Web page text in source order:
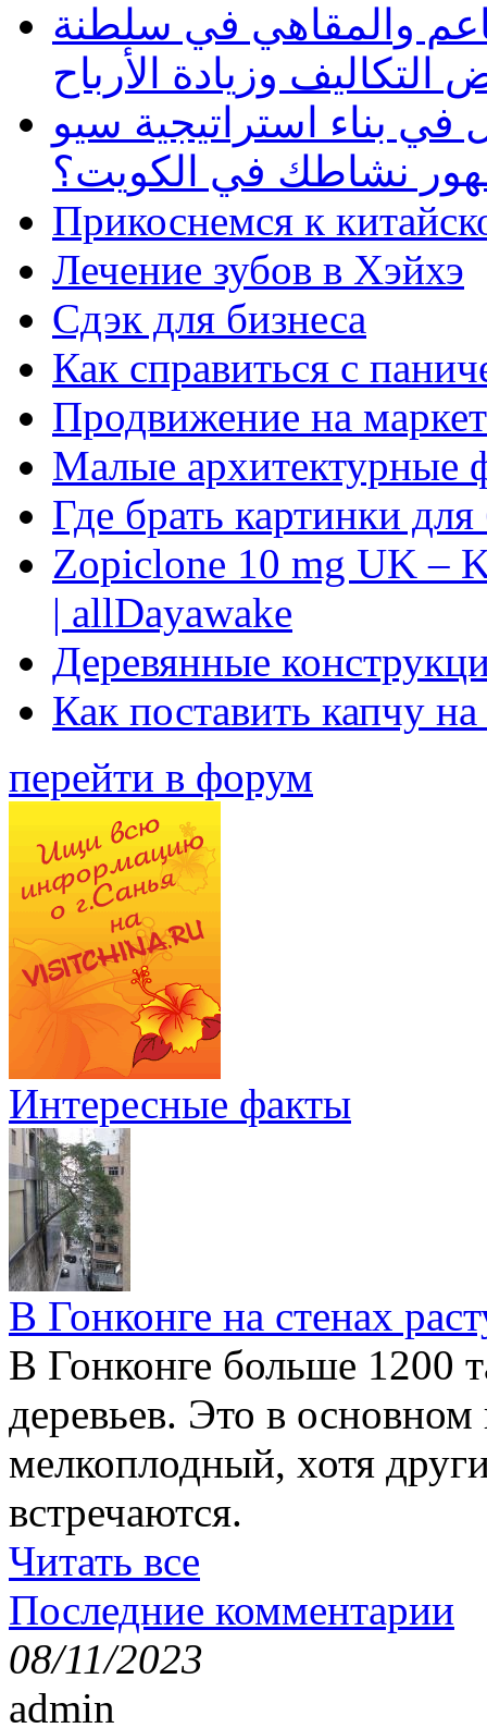
والمقاهي في سلطنة
وزيادة الأرباح
بناء استراتيجية سيو
نشاطك في الكويت؟
Прикоснемся к
Лечение зубов в Хэйхэ
Сдэк для бизнеса
Как справиться с
Продвижение на
Малые архитектурные
Где брать картинки
Zopiclone 10 mg UK –
| allDayawake
Деревянные
Как поставить капчу
перейти в форум
Интересные факты
В Гонконге на стенах
В Гонконге больше 1200
деревьев. Это в
мелкоплодный, хотя
встречаются.
Читать все
Последние комментарии
08/11/2023
admin